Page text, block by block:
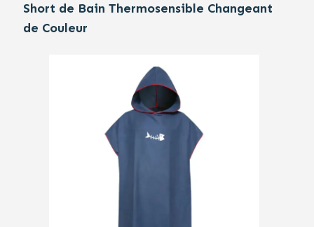
Short de Bain Thermosensible Changeant
de Couleur